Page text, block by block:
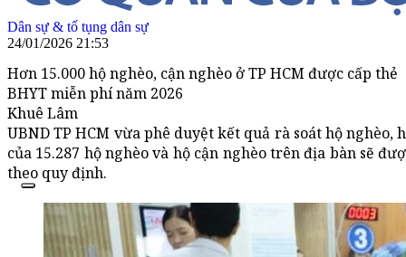
Dân sự & tố tụng dân sự
24/01/2026 21:53
Hơn 15.000 hộ nghèo, cận nghèo ở TP HCM được cấp thẻ
BHYT miễn phí năm 2026
Khuê Lâm
UBND TP HCM vừa phê duyệt kết quả rà soát hộ nghèo,
của 15.287 hộ nghèo và hộ cận nghèo trên địa bàn sẽ
theo quy định.